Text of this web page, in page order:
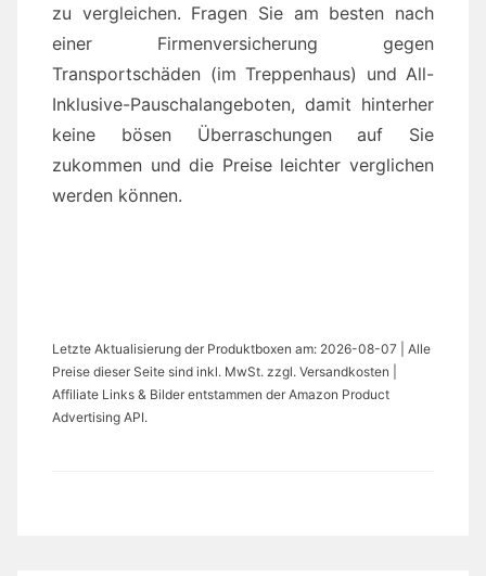
zu vergleichen. Fragen Sie am besten nach
einer Firmenversicherung gegen
Transportschäden (im Treppenhaus) und All-
Inklusive-Pauschalangeboten, damit hinterher
keine bösen Überraschungen auf Sie
zukommen und die Preise leichter verglichen
werden können.
Letzte Aktualisierung der Produktboxen am: 2026-08-07 | Alle
Preise dieser Seite sind inkl. MwSt. zzgl. Versandkosten |
Affiliate Links & Bilder entstammen der Amazon Product
Advertising API.